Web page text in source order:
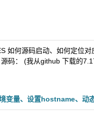
如何源码启动、如何定位
码： (我从github 下载的
变量、设置hostname、